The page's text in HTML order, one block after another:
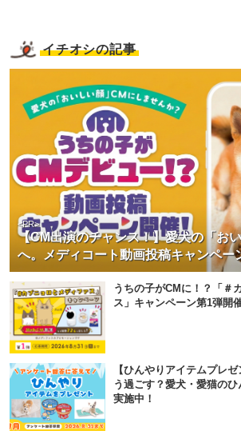
イチオシの記事
【CM出演のチャンス！】愛犬の「お
へ。メディコート動画投稿キャンペー
<PR>
うちの子がCMに！？「＃
ス」キャンペーン第1弾開
【ひんやりアイテムプレ
う過ごす？愛犬・愛猫の
実施中！